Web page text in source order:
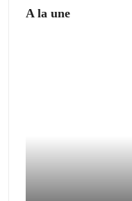
A la une